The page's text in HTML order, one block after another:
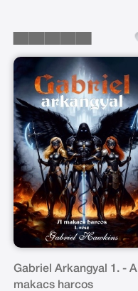
Gabriel Arkangyal 1. - A
makacs harcos